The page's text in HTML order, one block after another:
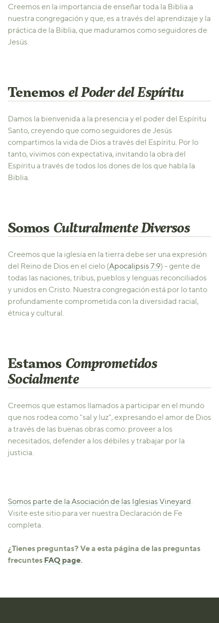
Creemos en la importancia de enseñar toda la Biblia a
nuestra congregación y que, es a través del aprendizaje y la
práctica de la Biblia, que maduramos como seguidores de
Jesús.
Tenemos el Poder del Espíritu
Damos la bienvenida a la presencia y el poder del Espíritu
Santo, creyendo que como seguidores de Jesús
compartimos la vida de Dios a través del Espíritu. Por lo
tanto, vivimos con expectativa, invitando la obra del
Espíritu a través de todos los dones de los que habla la
Biblia.
Somos Culturalmente Diversos
Creemos que la iglesia en la tierra debe ser una expresión
del Reino de Dios en el cielo (Apocalipsis 7:9) - gente de
todas las naciones, tribus, pueblos y lenguas reconciliados
y unidos en Cristo. Nuestra congregación está por lo tanto
profundamente comprometida con la diversidad racial,
étnica y cultural.
Estamos Comprometidos
Socialmente
Creemos que estamos llamados a participar en el mundo
que nos rodea como "sal y luz", expresando el amor de Dios
a través de las buenas obras como: proveer a los
necesitados, defender a los débiles y trabajar por la
justicia.
Somos parte de la Asociación de las Iglesias Vineyard
Visite este sitio para ver nuestra Declaración de Fe
completa.
¿Tienes preguntas? Ve a esta página de las preguntas
frecuntes FAQ page.